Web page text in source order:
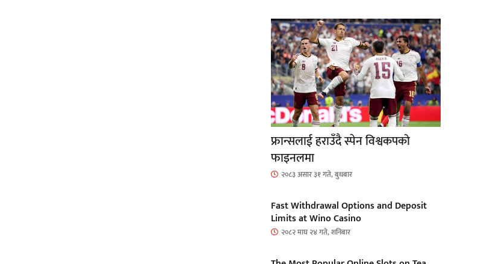
फ्रान्सलाई हराउँदै स्पेन विश्वकपको
फाइनलमा
२०८३ असार ३१ गते, बुधबार
Fast Withdrawal Options and Deposit
Limits at Wino Casino
२०८२ माघ २४ गते, शनिबार